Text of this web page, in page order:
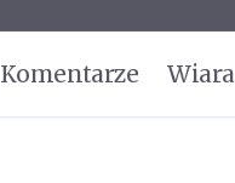
Komentarze Wiara